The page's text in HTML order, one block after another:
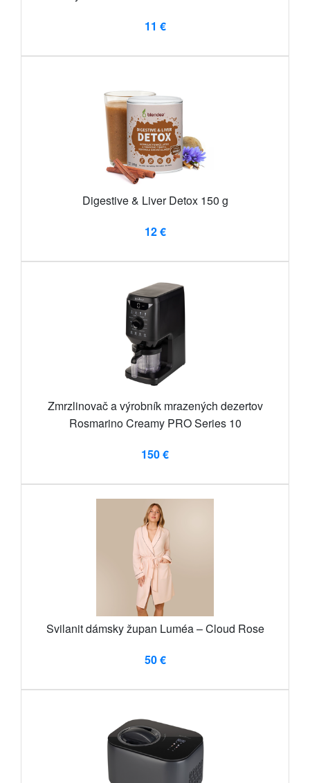
11 €
Digestive & Liver Detox 150 g
12 €
Zmrzlinovač a výrobník mrazených dezertov
Rosmarino Creamy PRO Series 10
150 €
Svilanit dámsky župan Luméa – Cloud Rose
50 €